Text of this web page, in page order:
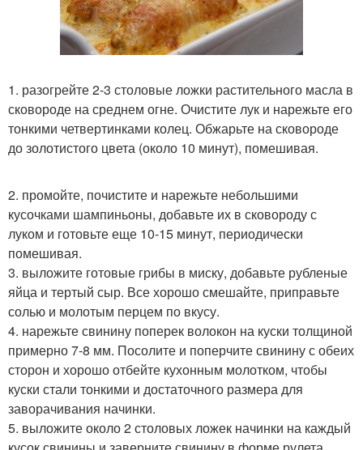
1. разогрейте 2-3 столовые ложки растительного масла в
сковороде на среднем огне. Очистите лук и нарежьте его
тонкими четвертинками колец. Обжарьте на сковороде
до золотистого цвета (около 10 минут), помешивая.
2. промойте, почистите и нарежьте небольшими
кусочками шампиньоны, добавьте их в сковороду с
луком и готовьте еще 10-15 минут, периодически
помешивая.
3. выложите готовые грибы в миску, добавьте рубленые
яйца и тертый сыр. Все хорошо смешайте, приправьте
солью и молотым перцем по вкусу.
4. нарежьте свинину поперек волокон на куски толщиной
примерно 7-8 мм. Посолите и поперчите свинину с обеих
сторон и хорошо отбейте кухонным молотком, чтобы
куски стали тонкими и достаточного размера для
заворачивания начинки.
5. выложите около 2 столовых ложек начинки на каждый